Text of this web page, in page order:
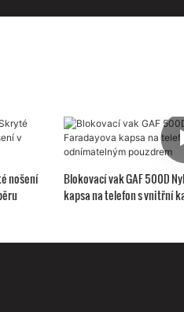
nošení
Blokovací vak GAF 500D
kapsa na telefon s vnitřní